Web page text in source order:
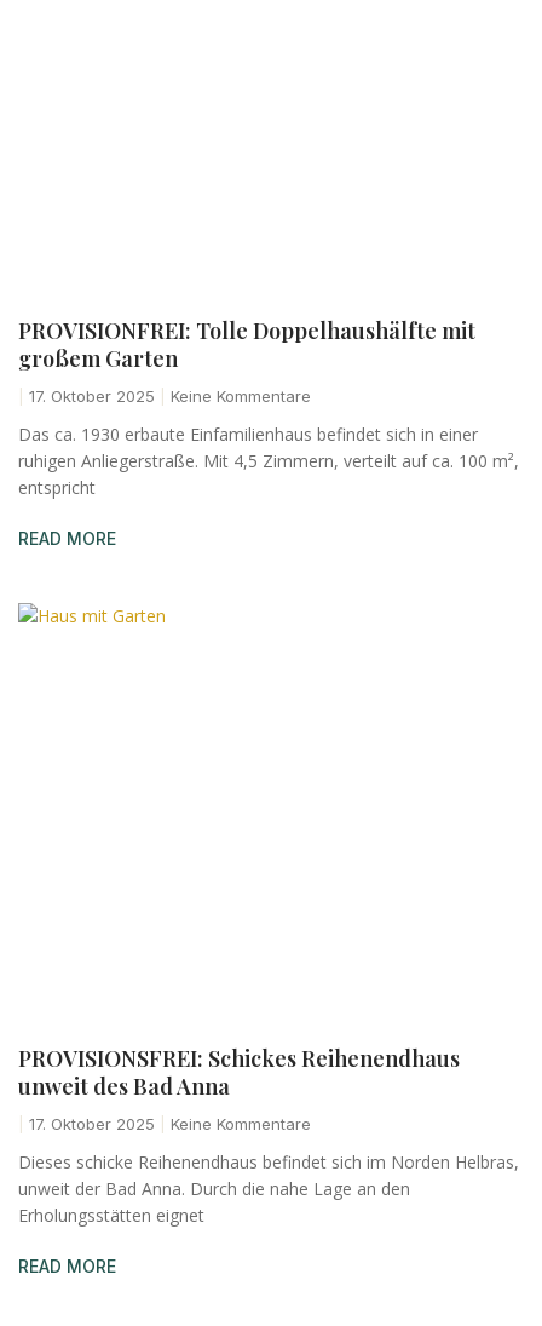
PROVISIONFREI: Tolle Doppelhaushälfte mit
großem Garten
17. Oktober 2025 Keine Kommentare
Das ca. 1930 erbaute Einfamilienhaus befindet sich in einer
ruhigen Anliegerstraße. Mit 4,5 Zimmern, verteilt auf ca. 100 m²,
entspricht
READ MORE
PROVISIONSFREI: Schickes Reihenendhaus
unweit des Bad Anna
17. Oktober 2025 Keine Kommentare
Dieses schicke Reihenendhaus befindet sich im Norden Helbras,
unweit der Bad Anna. Durch die nahe Lage an den
Erholungsstätten eignet
READ MORE